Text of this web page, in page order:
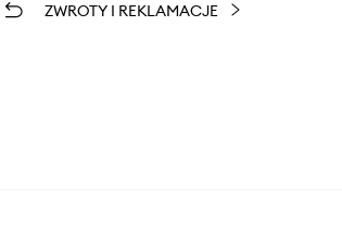
ZWROTY I REKLAMACJE